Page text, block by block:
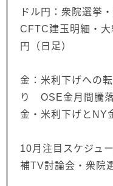
ドル円：衆院選挙
CFTC建玉明細・
円（日足）
金：米利下げへの
り OSE金月間騰
金・米利下げとNY
10月注目スケジュ
補TV討論会・衆院